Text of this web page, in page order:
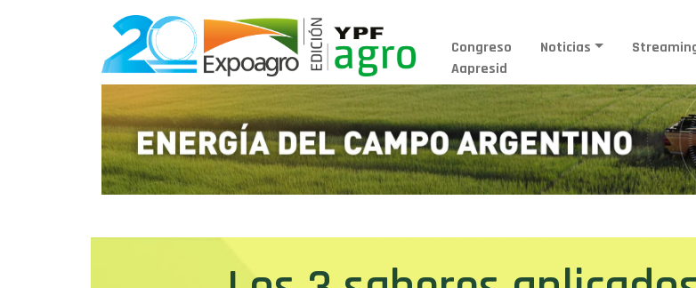
Congreso
Aapresid
Noticias